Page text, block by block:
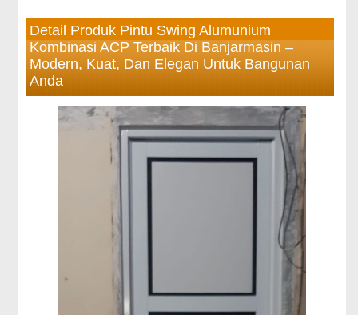
Detail Produk Pintu Swing Alumunium
Kombinasi ACP Terbaik Di Banjarmasin –
Modern, Kuat, Dan Elegan Untuk Bangunan
Anda